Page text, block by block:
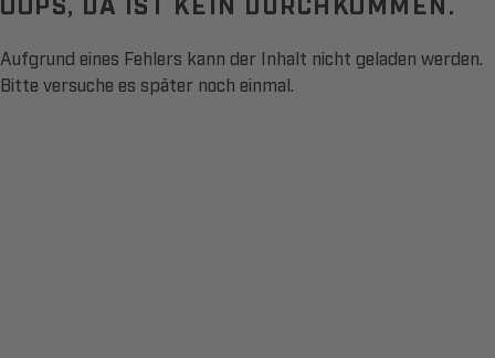
Aufgrund eines Fehlers kann der Inhalt nicht geladen werden.
Bitte versuche es später noch einmal.